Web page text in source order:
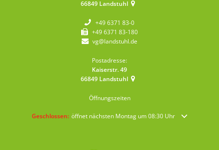
66849 Landstuhl
+49 6371 83-0
+49 6371 83-180
vg@landstuhl.de
Postadresse:
Kaiserstr. 49
66849 Landstuhl
Öffnungszeiten
Klicken, um weitere Öffnungs- oder Schließzeiten auszublenden
Geschlossen: öffnet nächsten Montag um 08:30 Uhr